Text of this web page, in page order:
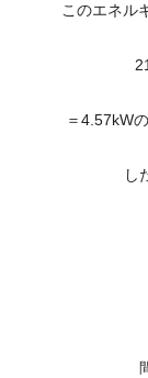
このエネル
＝4.57kW
し